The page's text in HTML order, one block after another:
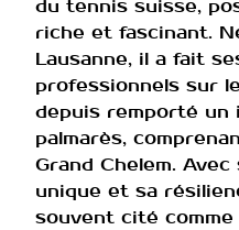
du tennis suisse,
riche et fascinant.
Lausanne, il a fait
professionnels sur
depuis remporté un
palmarès,
Grand Chelem.
unique et sa
souvent cité comme